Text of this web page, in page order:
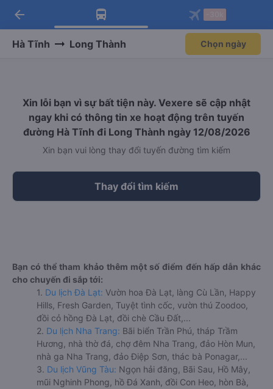
Tải app Vexere ngay!
Nhận ưu đãi thành viên độc
Mở app
Tải app Vexere
-30k/ghế khi đặt vé máy bay qua
Mở app
arrow_back
Hà Tĩnh Long Thành Chọn ngày
Xin lỗi bạn vì sự bất tiện này. Vexere sẽ cập nhật
ngay khi có thông tin xe hoạt động trên tuyến
đường Hà Tĩnh đi Long Thành ngày 12/08/2026
Xin bạn vui lòng thay đổi tuyến đường tìm kiếm
Thay đổi tìm kiếm
Bạn có thể tham khảo thêm một số điểm đến hấp dẫn khác
cho chuyến đi sắp tới:
1. Du lịch Đà Lạt: Vườn hoa Đà Lạt, làng Cù Lần, Happy
Hills, Fresh Garden, Tuyệt tình cốc, vườn thú Zoodoo,
đồi cỏ hồng Đà Lạt, đồi chè Cầu Đất,...
2. Du lịch Nha Trang: Bãi biển Trần Phú, tháp Trầm
Hương, nhà thờ đá, chợ đêm Nha Trang, đảo Hòn Mun,
nhà ga Nha Trang, đảo Điệp Sơn, thác bà Ponagar,...
3. Du lịch Vũng Tàu: Ngọn hải đăng, Bãi Sau, Hồ Mây,
mũi Nghinh Phong, hồ Đá Xanh, đồi Con Heo, hòn Bà,